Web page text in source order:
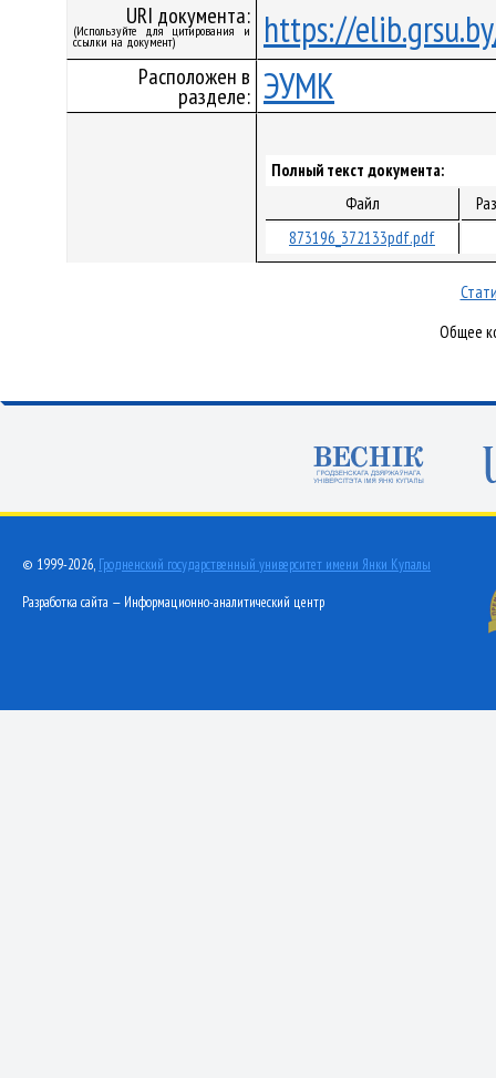
URI документа:
(Используйте для цитирования и
ссылки на документ) https://
Расположен в
разделе: ЭУМК
Полный текст документа:
Файл
873196_372133pdf.pdf
Общее
© 1999-2026, Гродненский государственный университет имени Янки Купалы
Разработка сайта — Информационно-аналитический центр